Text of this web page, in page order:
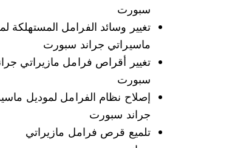
سبورت
تغيير وسائد الفرامل المستهلكة
ماسيراتي جراند سبورت
تغيير أقراص فرامل مازيراتي
سبورت
إصلاح نظام الفرامل لموديل
جراند سبورت
تلميع قرص فرامل مازيراتي